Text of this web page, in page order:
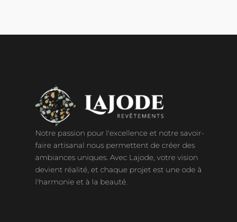
Notre passion pour l'excellence et notre savoir-
faire artisanal nous permettent de créer des
ambiances uniques. Avec Lajode, votre vision
devient réalité, et chaque projet est une ode à
l'harmonie et à la beauté.